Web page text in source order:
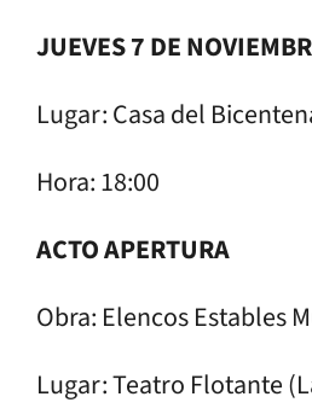
JUEVES 7 DE
Lugar: Casa del
Hora: 18:00
ACTO APERTURA
Obra: Elencos Estables
Lugar: Teatro Flotante